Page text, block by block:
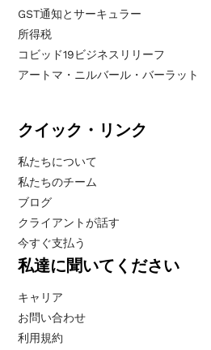
GST通知とサーキュラー
所得税
コビッド19ビジネスリリーフ
アートマ・ニルバール・バーラット
クイック・リンク
私たちについて
私たちのチーム
ブログ
クライアントが話す
今すぐ支払う
私達に聞いてください
キャリア
お問い合わせ
利用規約